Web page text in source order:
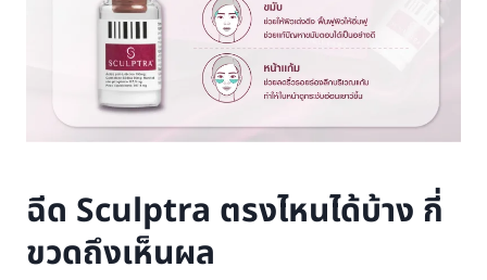
ฉีด Sculptra ตรงไหนได้บ้าง กี่
ขวดถึงเห็นผล